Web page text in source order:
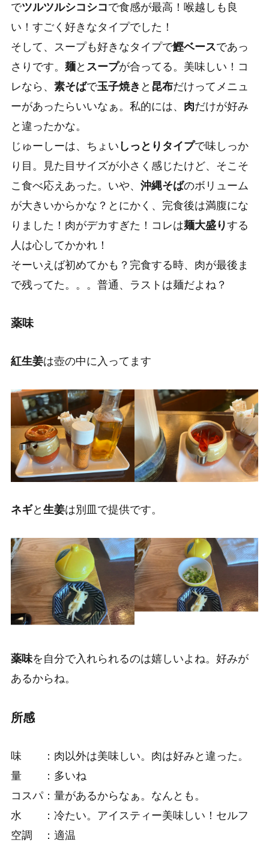
でツルツルシコシコで食感が最高！喉越しも良
い！すごく好きなタイプでした！
そして、
スープも好きなタイプで鰹ベースであっ
さりです。 麺と スープが合ってる。美味しい！コ
レなら、 素そばで玉子焼き と 昆布だけってメニュ
ーがあったらいいなぁ。私的には、 肉だけが好み
と違ったかな。
じゅーしーは、ちょい しっとりタイプで味しっか
り目。見た目サイズが小さく感じたけど、そこそ
こ食べ応えあった。いや、 沖縄そばのボリューム
が大きいからかな？とにかく、完食後は満腹にな
りました！肉がデカすぎた！コレは麺大盛りする
人は心してかかれ！
そーいえば初めてかも？完食する時、肉が最後ま
で残ってた。。。普通、ラストは麺だよね？
薬味
紅生姜は壺の中に入ってます
ネギと 生姜は別皿で提供です。
薬味を自分で入れられるのは嬉しいよね。好みが
あるからね。
所感
味 ：肉以外は美味しい。肉は好みと違った。
量 ：多いね
コスパ：量があるからなぁ。なんとも。
水 ：冷たい。アイスティー美味しい！セルフ
空調 ：適温